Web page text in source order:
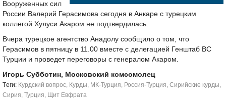
Вооруженных сил
России Валерий Герасимова сегодня в Анкаре с турецким
коллегой Хулуси Акаром не подтвердилась.
Вчера турецкое агентство Анадолу сообщило о том, что
Герасимов в пятницу в 11.00 вместе с делегацией Генштаб ВС
Турции и проведет переговоры с генералом Акаром.
Игорь Субботин, Московский комсомолец
Tеги: Курдский вопрос, Курды, МК-Турция, Россия-Турция, Сирийские курды,
Сирия, Турция, Щит Евфрата